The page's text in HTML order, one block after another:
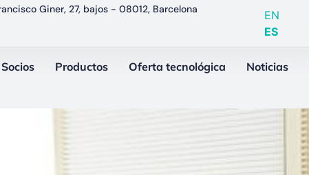
Giner, 27, bajos - 08012, Barcelona
EN
ES
Socios Productos Oferta tecnológica Noticias